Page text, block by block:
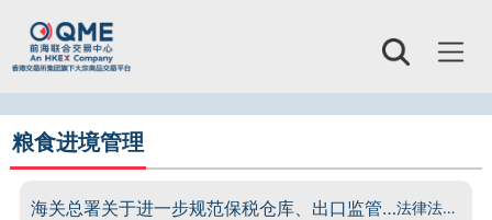
Toggle
粮食进境管理
海关总署关于进一步规范保税仓库、出口监管仓库管理有关事项的公告 法律法规出处